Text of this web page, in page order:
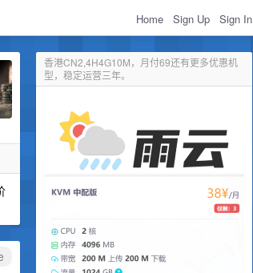
Home Sign Up Sign In
香港CN2,4H4G10M，月付69还有更多优惠机
型，稳定运营三年。